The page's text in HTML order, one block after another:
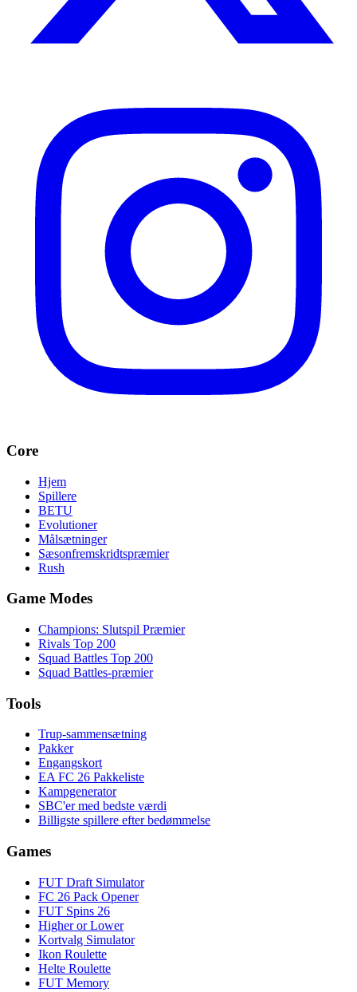
Core
Hjem
Spillere
BETU
Evolutioner
Målsætninger
Sæsonfremskridtspræmier
Rush
Game Modes
Champions: Slutspil Præmier
Rivals Top 200
Squad Battles Top 200
Squad Battles-præmier
Tools
Trup-sammensætning
Pakker
Engangskort
EA FC 26 Pakkeliste
Kampgenerator
SBC'er med bedste værdi
Billigste spillere efter bedømmelse
Games
FUT Draft Simulator
FC 26 Pack Opener
FUT Spins 26
Higher or Lower
Kortvalg Simulator
Ikon Roulette
Helte Roulette
FUT Memory